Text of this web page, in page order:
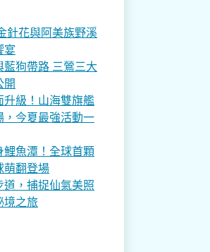
針花與阿美族野溪
宴
狗帶路 三鶯三大
開
升級！山海雙旗艦
今夏最強活動一
鯉魚潭！全球首顆
萌翻登場
，捕捉仙氣美照
境之旅